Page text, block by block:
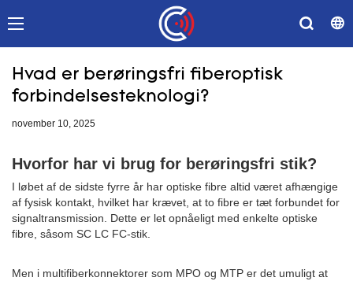
Hvad er berøringsfri fiberoptisk
forbindelsesteknologi?
november 10, 2025
Hvorfor har vi brug for berøringsfri stik?
I løbet af de sidste fyrre år har optiske fibre altid været afhængige
af fysisk kontakt, hvilket har krævet, at to fibre er tæt forbundet for
signaltransmission. Dette er let opnåeligt med enkelte optiske
fibre, såsom SC LC FC-stik.
Men i multifiberkonnektorer som MPO og MTP er det umuligt at